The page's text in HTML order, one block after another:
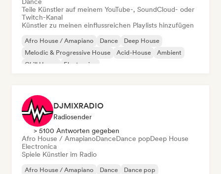
Teile Künstler auf meinem YouTube-, SoundCloud- oder
Twitch-Kanal
Künstler zu meinen einflussreichen Playlists hinzufügen
Afro House / Amapiano Dance
Deep House
Melodic & Progressive House
Acid-House
Ambient
Chill House
Electronica
DJMIXRADIO
Radiosender
> 5100 Antworten gegeben
Afro House / AmapianoDanceDance popDeep House
Electronica
Spiele Künstler im Radio
Afro House / Amapiano Dance
Dance pop